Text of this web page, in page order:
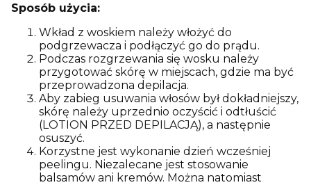
Sposób użycia:
Wkład z woskiem należy włożyć do
podgrzewacza i podłączyć go do prądu.
Podczas rozgrzewania się wosku należy
przygotować skórę w miejscach, gdzie ma być
przeprowadzona depilacja.
Aby zabieg usuwania włosów był dokładniejszy,
skórę należy uprzednio oczyścić i odtłuścić
(LOTION PRZED DEPILACJĄ), a następnie
osuszyć.
Korzystne jest wykonanie dzień wcześniej
peelingu. Niezalecane jest stosowanie
balsamów ani kremów. Można natomiast